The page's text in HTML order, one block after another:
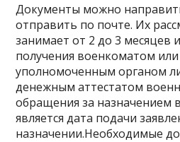
Документы можно
отправить по почте. Их
занимает от 2 до 3 месяцев
получения военкоматом
уполномоченным органом
денежным аттестатом
обращения за назначением
является дата подачи
назначении.Необходимые